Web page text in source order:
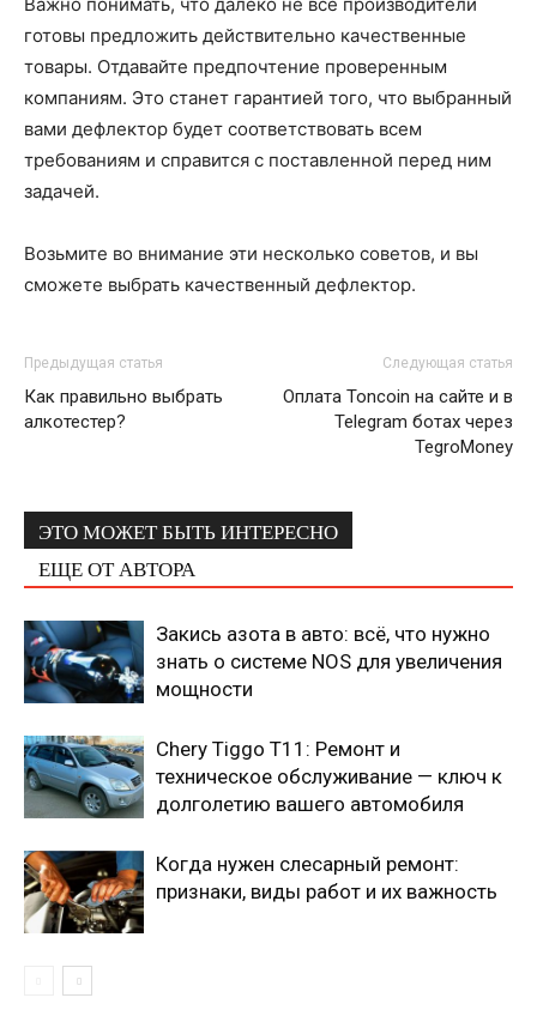
готовы предложить действительно качественные
товары. Отдавайте предпочтение проверенным
компаниям. Это станет гарантией того, что выбранный
вами дефлектор будет соответствовать всем
требованиям и справится с поставленной перед ним
задачей.
Возьмите во внимание эти несколько советов, и вы
сможете выбрать качественный дефлектор.
Предыдущая статья
Как правильно выбрать
алкотестер?
Следующая статья
Оплата Toncoin на сайте и в
Telegram ботах через
TegroMoney
ЭТО МОЖЕТ БЫТЬ ИНТЕРЕСНО
ЕЩЕ ОТ АВТОРА
Закись азота в авто: всё, что нужно
знать о системе NOS для увеличения
мощности
Chery Tiggo T11: Ремонт и
техническое обслуживание — ключ к
долголетию вашего автомобиля
Когда нужен слесарный ремонт:
признаки, виды работ и их важность